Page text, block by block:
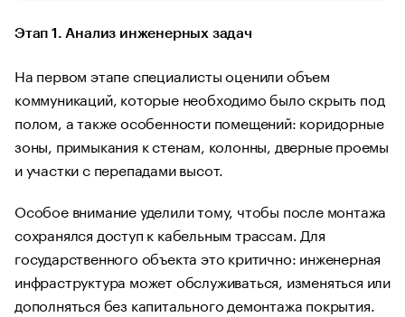
Этап 1. Анализ инженерных задач
На первом этапе специалисты оценили объем
коммуникаций, которые необходимо было скрыть под
полом, а также особенности помещений: коридорные
зоны, примыкания к стенам, колонны, дверные проемы
и участки с перепадами высот.
Особое внимание уделили тому, чтобы после монтажа
сохранялся доступ к кабельным трассам. Для
государственного объекта это критично: инженерная
инфраструктура может обслуживаться, изменяться или
дополняться без капитального демонтажа покрытия.